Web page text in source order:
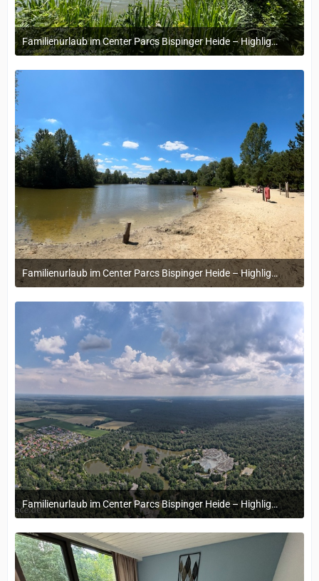
Familienurlaub im Center Parcs Bispinger Heide – Highlights & Erinnerungen
22. November 2024 um 14:13
Familienurlaub im Center Parcs Bispinger Heide – Highlights & Erinnerungen
22. November 2024 um 14:13
Familienurlaub im Center Parcs Bispinger Heide – Highlights & Erinnerungen
22. November 2024 um 14:13